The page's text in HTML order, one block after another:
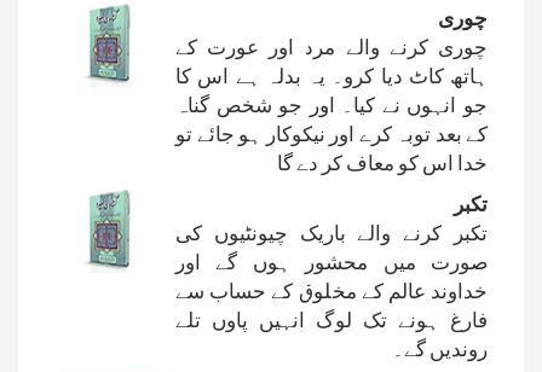
چوری
چوری کرنے والے مرد اور عورت کے
ہاتھ کاٹ دیا کرو۔ یہ بدلہ ہے اس کا
جو انہوں نے کیا۔ اور جو شخص گناہ
کے بعد توبہ کرے اور نیکوکار ہو جائے تو
خدا اس کو معاف کر دے گا
تکبر
تکبر کرنے والے باریک چیونٹیوں کی
صورت میں محشور ہوں گے اور
خداوند عالم کے مخلوق کے حساب سے
فارغ ہونے تک لوگ انہیں پاوں تلے
روندیں گے۔